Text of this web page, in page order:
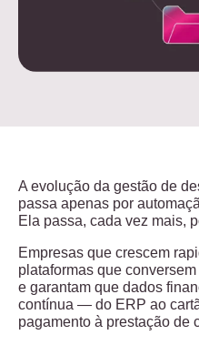
A evolução da gestão de
passa apenas por
Ela passa, cada vez mais,
Empresas que crescem
plataformas que conversem
e garantam que dados
contínua — do ERP ao
pagamento à prestação de